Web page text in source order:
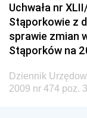
Dziennik
Dziennik
Społecznej
Dziennik
i Gospodarki
Uchwała nr
Stąporkowie z
sprawie zmian
Stąporków na
Dziennik
2009 nr 474 poz.